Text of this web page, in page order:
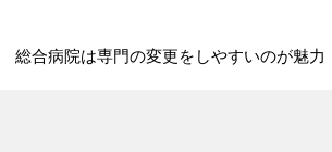
総合病院は専門の変更をしやすいのが魅力